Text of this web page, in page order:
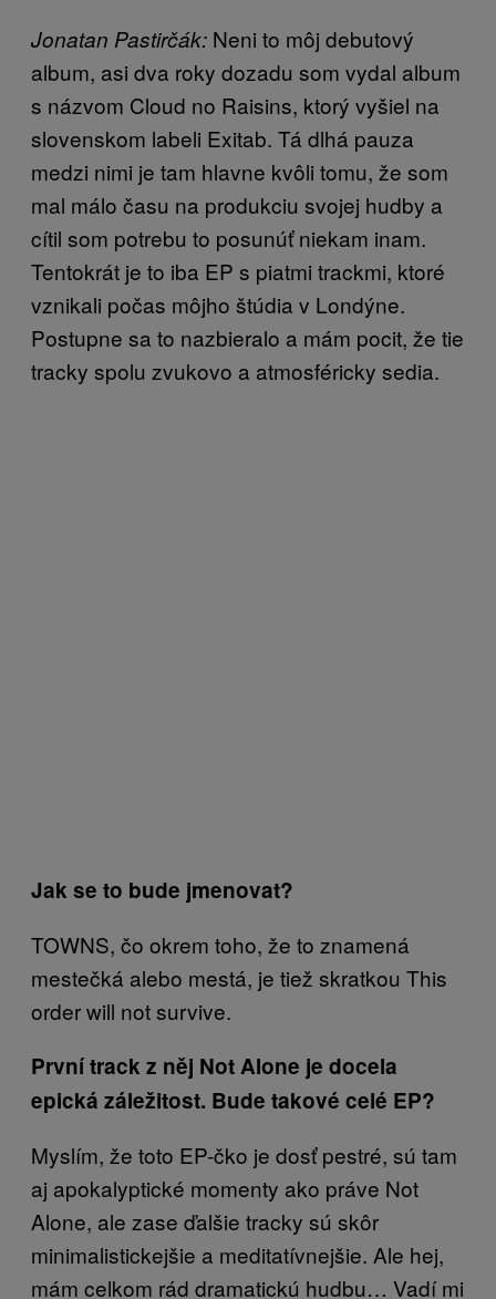
Jonatan Pastirčák: Neni to môj debutový
album, asi dva roky dozadu som vydal album
s názvom Cloud no Raisins, ktorý vyšiel na
slovenskom labeli Exitab. Tá dlhá pauza
medzi nimi je tam hlavne kvôli tomu, že som
mal málo času na produkciu svojej hudby a
cítil som potrebu to posunúť niekam inam.
Tentokrát je to iba EP s piatmi trackmi, ktoré
vznikali počas môjho štúdia v Londýne.
Postupne sa to nazbieralo a mám pocit, že tie
tracky spolu zvukovo a atmosféricky sedia.
Jak se to bude jmenovat?
TOWNS, čo okrem toho, že to znamená
mestečká alebo mestá, je tiež skratkou This
order will not survive.
První track z něj Not Alone je docela
epická záležitost. Bude takové celé EP?
Myslím, že toto EP-čko je dosť pestré, sú tam
aj apokalyptické momenty ako práve Not
Alone, ale zase ďalšie tracky sú skôr
minimalistickejšie a meditatívnejšie. Ale hej,
mám celkom rád dramatickú hudbu… Vadí mi